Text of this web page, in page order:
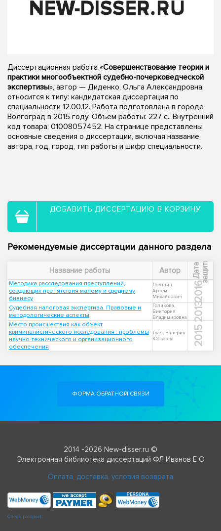
Диссертационная работа «Совершенствование теории и
практики многообъектной судебно-почерковедческой
экспертизы», автор — Диденко, Ольга Александровна,
относится к типу: кандидатская диссертация по
специальности 12.00.12. Работа подготовлена в городе
Волгоград в 2015 году. Объем работы: 227 с.. Внутренний
код товара: 01008057452. На странице представлены
основные сведения о диссертации, включая название,
автора, год, город, тип работы и шифр специальности.
ДОБАВИТЬ ДИССЕРТАЦИЮ В КОРЗИНУ
Рекомендуемые диссертации данного раздела
Название работы Автор Д
а
т
а
з
а
щ
и
т ы
Методика расследования преступлений,
создающих препятствия малому и среднему
бизнесу
Ломшин,
Артем
Михайлович
2016
Судебная налоговая экспертиза. Правовые и
методологические аспекты
Голикова,
Виктория
Владимировна
2013
Место происшествия как объект
криминалистического исследования : проблемы
научно-технического и организационного
обеспечения
Ткач, Валерия
Юрьевна
2015
ФОРМА ОБРАТНОЙ СВЯЗИ
2014 -2026 New-disser.ru ©
Электронная библиотека диссертаций ФЛ Иванов Е О
Оплата, доставка, условия возврата
Check passport